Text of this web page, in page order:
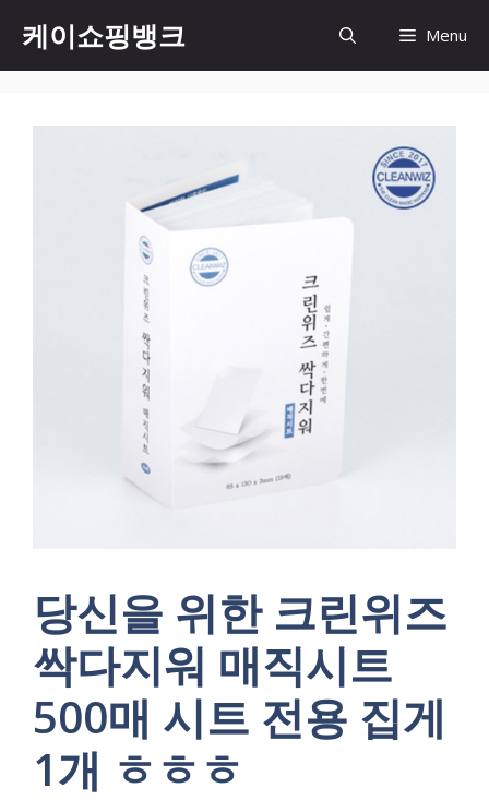
content
케이쇼핑뱅크 Menu
당신을 위한 크린위즈
싹다지워 매직시트
500매 시트 전용 집게
1개 ㅎㅎㅎ